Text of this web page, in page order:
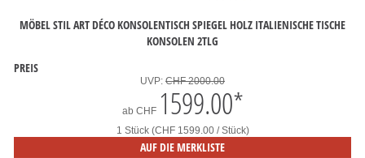
MÖBEL STIL ART DÉCO KONSOLENTISCH SPIEGEL HOLZ ITALIENISCHE TISCHE
KONSOLEN 2TLG
PREIS
UVP: CHF 2000.00
ab CHF 1599.00*
1 Stück (CHF 1599.00 / Stück)
AUF DIE MERKLISTE